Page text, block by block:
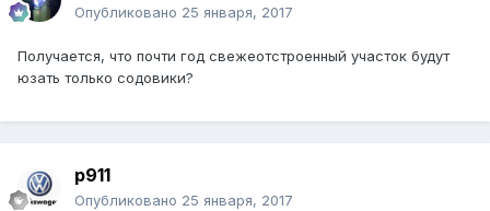
Опубликовано 25 января, 2017
Получается, что почти год свежеотстроенный участок будут
юзать только содовики?
p911
Опубликовано 25 января, 2017